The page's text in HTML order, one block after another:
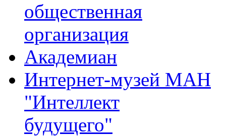
общественная
организация
Академиан
Интернет-музей МАН
"Интеллект
будущего"